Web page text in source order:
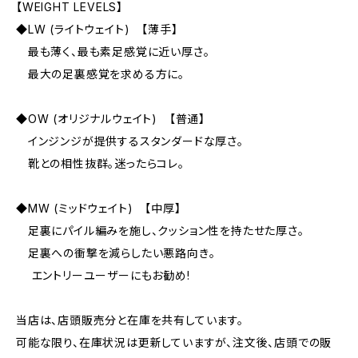
【WEIGHT LEVELS】
◆LW (ライトウェイト) 【薄手】
最も薄く、最も素足感覚に近い厚さ。
最大の足裏感覚を求める方に。
◆OW (オリジナルウェイト) 【普通】
インジンジが提供するスタンダードな厚さ。
靴との相性抜群。迷ったらコレ。
◆MW (ミッドウェイト) 【中厚】
足裏にパイル編みを施し、クッション性を持たせた厚さ。
足裏への衝撃を減らしたい悪路向き。
エントリーユーザーにもお勧め!
当店は、店頭販売分と在庫を共有しています。
可能な限り、在庫状況は更新していますが、注文後、店頭での販